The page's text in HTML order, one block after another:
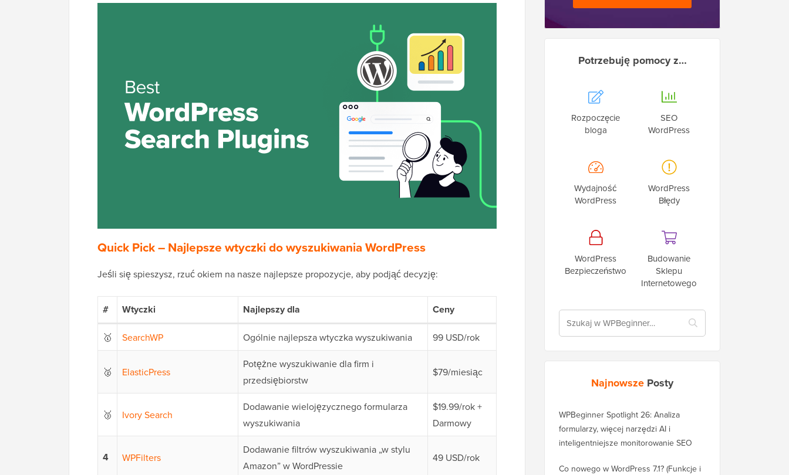
Quick Pick – Najlepsze wtyczki do wyszukiwania WordPress
Jeśli się spieszysz, rzuć okiem na nasze najlepsze propozycje, aby podjąć decyzję:
# Wtyczki Najlepszy dla Ceny
🥇 SearchWP Ogólnie najlepsza wtyczka wyszukiwania 99 USD/rok
🥈 ElasticPress
Potężne wyszukiwanie dla firm i
przedsiębiorstw
$79/miesiąc
🥉 Ivory Search
Dodawanie wielojęzycznego formularza
wyszukiwania
$19.99/rok +
Darmowy
4 WPFilters
Dodawanie filtrów wyszukiwania „w stylu
Amazon” w WordPressie
49 USD/rok
Potrzebuję pomocy z…
Rozpoczęcie
bloga
SEO
WordPress
Wydajność
WordPress
WordPress
Błędy
WordPress
Bezpieczeństwo
Budowanie
Sklepu
Internetowego
Najnowsze Posty
WPBeginner Spotlight 26: Analiza
formularzy, więcej narzędzi AI i
inteligentniejsze monitorowanie SEO
Co nowego w WordPress 7.1? (Funkcje i